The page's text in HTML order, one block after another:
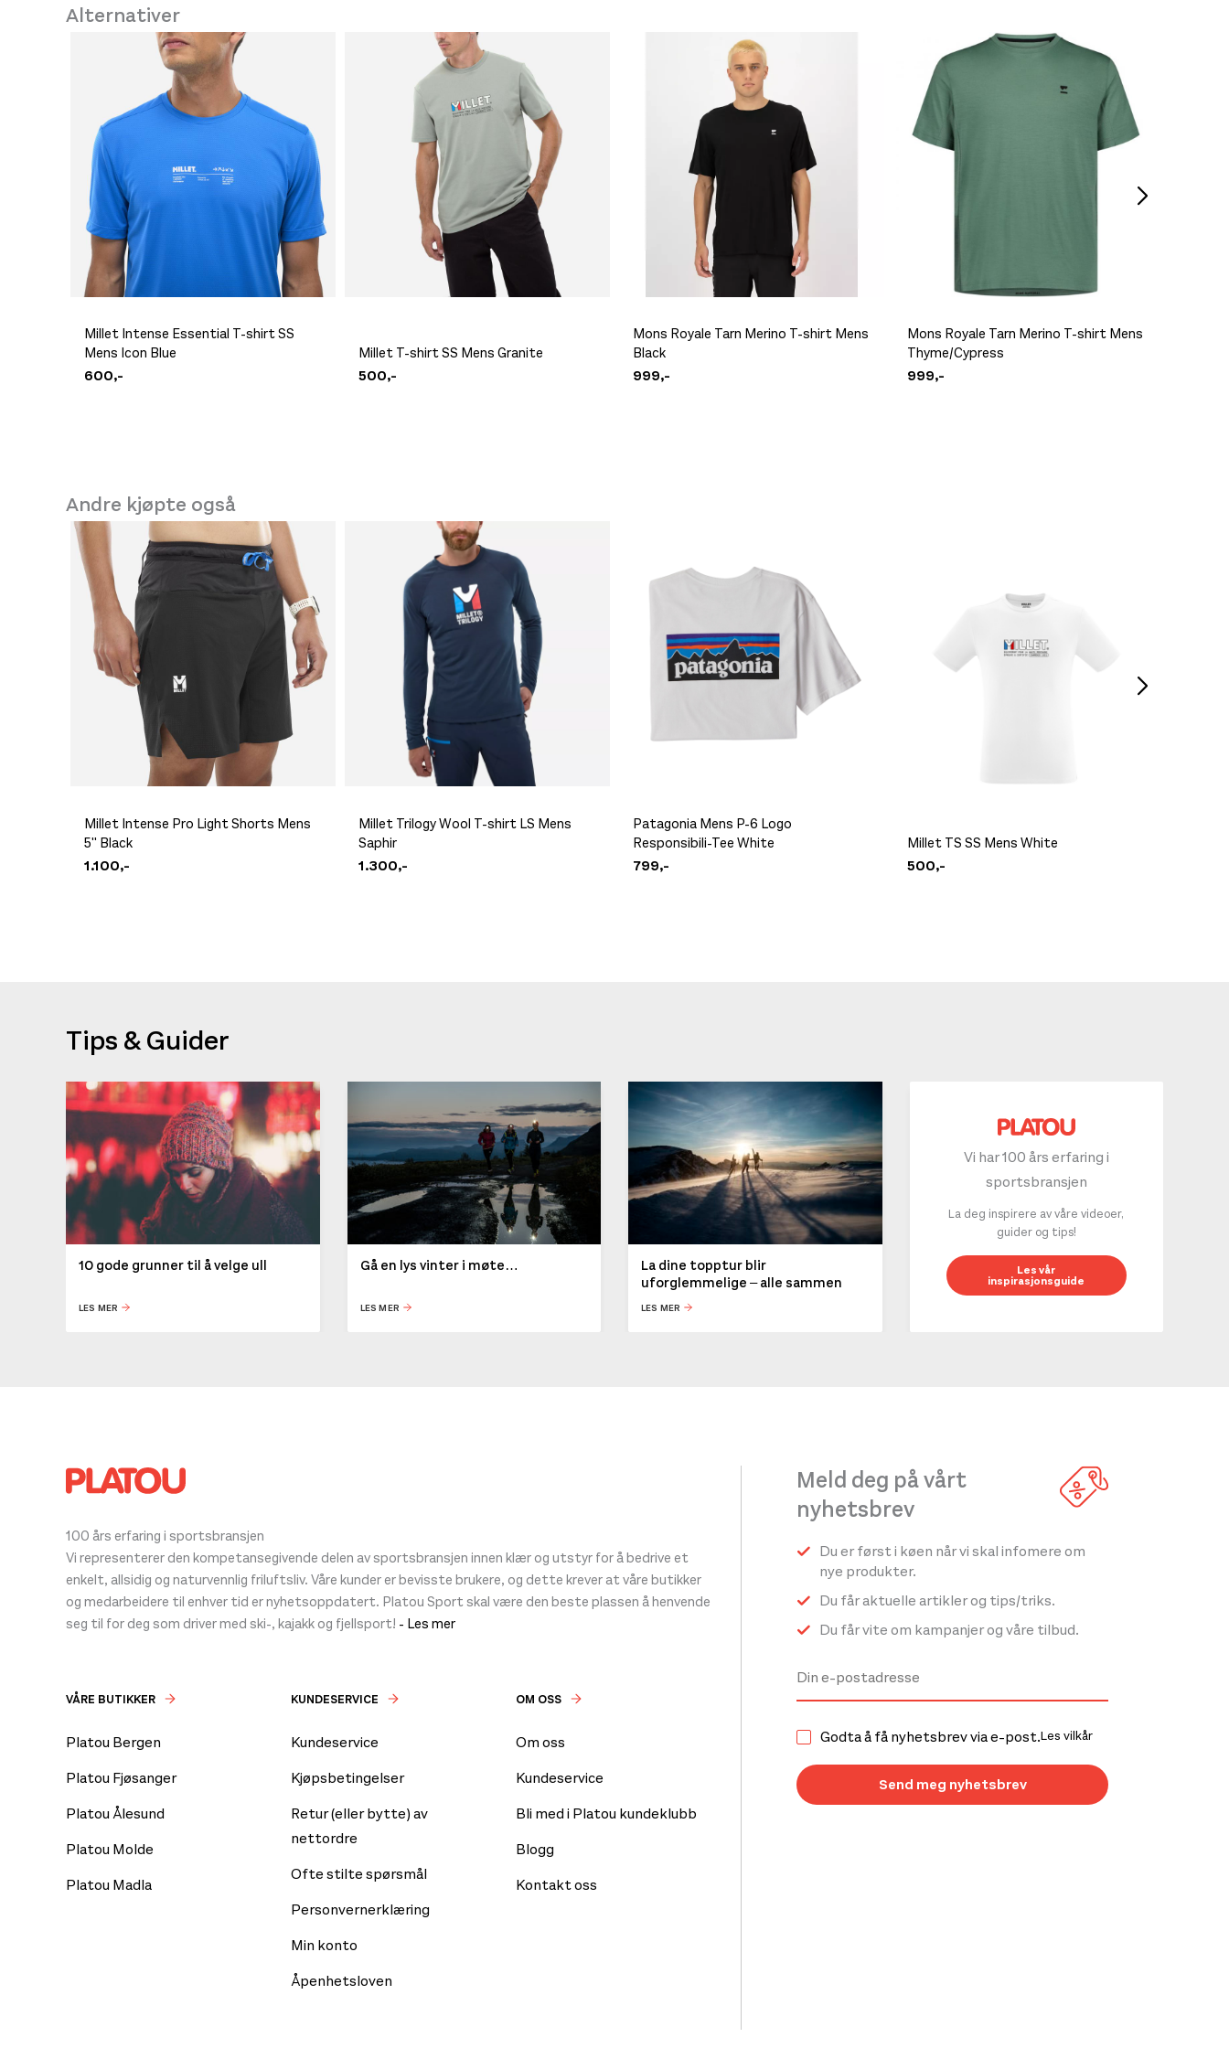
Millet Intense Cap Black
400,-
Alternativer
Millet Intense Essential T-shirt SS
Mens Icon Blue
600,-
Millet T-shirt SS Mens Granite
500,-
Mons Royale Tarn Merino T-shirt Mens
Black
999,-
Mons Royale Tarn Merino T-shirt Mens
Thyme/Cypress
999,-
Andre kjøpte også
Millet Intense Pro Light Shorts Mens
5'' Black
1.100,-
Millet Trilogy Wool T-shirt LS Mens
Saphir
1.300,-
Patagonia Mens P-6 Logo
Responsibili-Tee White
799,-
Millet TS SS Mens White
500,-
Tips & Guider
10 gode grunner til å velge ull
LES MER
Gå en lys vinter i møte…
LES MER
La dine topptur blir
uforglemmelige – alle sammen
LES MER
Vi har 100 års erfaring i
sportsbransjen
La deg inspirere av våre videoer,
guider og tips!
Les vår
inspirasjonsguide
100 års erfaring i sportsbransjen
Vi representerer den kompetansegivende delen av sportsbransjen innen klær og utstyr for å bedrive et
enkelt, allsidig og naturvennlig friluftsliv. Våre kunder er bevisste brukere, og dette krever at våre butikker
og medarbeidere til enhver tid er nyhetsoppdatert. Platou Sport skal være den beste plassen å henvende
seg til for deg som driver med ski-, kajakk og fjellsport! - Les mer
VÅRE BUTIKKER
Platou Bergen
Platou Fjøsanger
Platou Ålesund
Platou Molde
Platou Madla
KUNDESERVICE
Kundeservice
Kjøpsbetingelser
Retur (eller bytte) av
nettordre
Ofte stilte spørsmål
Personvernerklæring
Min konto
Åpenhetsloven
OM OSS
Om oss
Kundeservice
Bli med i Platou kundeklubb
Blogg
Kontakt oss
Meld deg på vårt
nyhetsbrev
Du er først i køen når vi skal infomere om
nye produkter.
Du får aktuelle artikler og tips/triks.
Du får vite om kampanjer og våre tilbud.
Godta å få nyhetsbrev via e-post.Les vilkår